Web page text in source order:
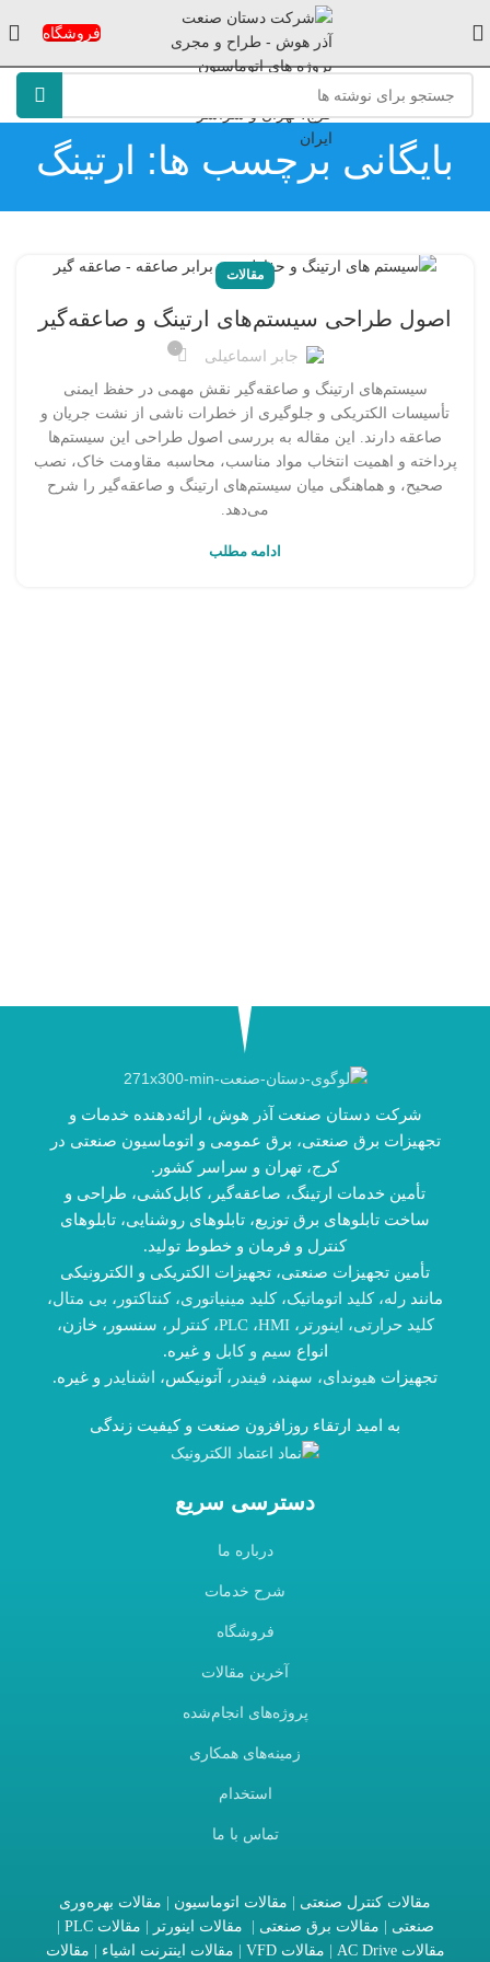
فروشگاه
بایگانی برچسب ها: ارتینگ
مقالات
اصول طراحی سیستم‌های ارتینگ و صاعقه‌گیر
جابر اسماعیلی ۰
سیستم‌های ارتینگ و صاعقه‌گیر نقش مهمی در حفظ ایمنی
تأسیسات الکتریکی و جلوگیری از خطرات ناشی از نشت جریان و
صاعقه دارند. این مقاله به بررسی اصول طراحی این سیستم‌ها
پرداخته و اهمیت انتخاب مواد مناسب، محاسبه مقاومت خاک، نصب
صحیح، و هماهنگی میان سیستم‌های ارتینگ و صاعقه‌گیر را شرح
می‌دهد.
ادامه مطلب
شرکت دستان صنعت آذر هوش، ارائه‌دهنده خدمات و
تجهیزات برق صنعتی، برق عمومی و اتوماسیون صنعتی در
کرج، تهران و سراسر کشور.
تأمین خدمات ارتینگ، صاعقه‌گیر، کابل‌کشی، طراحی و
ساخت تابلوهای برق توزیع، تابلوهای روشنایی، تابلوهای
کنترل و فرمان و خطوط تولید.
تأمین تجهیزات صنعتی، تجهیزات الکتریکی و الکترونیکی
مانند رله،کلید اتوماتیک،کلید مینیاتوری،کنتاکتور ، بی متال،
کلید حرارتی، اینورتر ، PLC،HMI ،کنترلر ، سنسور، خازن،
انواع سیم و کابل و غیره.
تجهیزات هیوندای، سهند، فیندر ، آتونیکس، اشنایدر و غیره.
به امید ارتقاء روزافزون صنعت و کیفیت زندگی
دسترسی سریع
درباره ما
شرح خدمات
فروشگاه
آخرین مقالات
پروژه‌های انجام‌شده
زمینه‌های همکاری
استخدام
تماس با ما
مقالات کنترل صنعتی مقالات اتوماسیون
مقالات بهره‌وری
صنعتی
مقالات برق صنعتی مقالات اینورتر مقالات PLC
مقالات AC Drive
مقالات VFD مقالات اینترنت اشیاء مقالات